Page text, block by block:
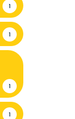
1
1
1
1